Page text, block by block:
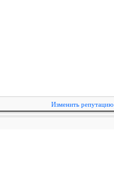
Изменить репутацию